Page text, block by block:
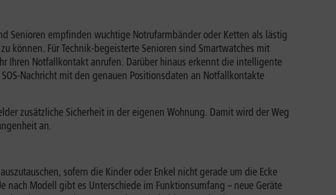
Senioren empfinden wuchtige Notrufarmbänder oder Ketten als lästig
können. Für Technik-begeisterte Senioren sind Smartwatches mit
Ihren Notfallkontakt anrufen. Darüber hinaus erkennt die intelligente
Nachricht mit den genauen Positionsdaten an Notfallkontakte
zusätzliche Sicherheit in der eigenen Wohnung. Damit wird der Weg
an.
sofern die Kinder oder Enkel nicht gerade um die Ecke
Modell gibt es Unterschiede im Funktionsumfang – neue Geräte